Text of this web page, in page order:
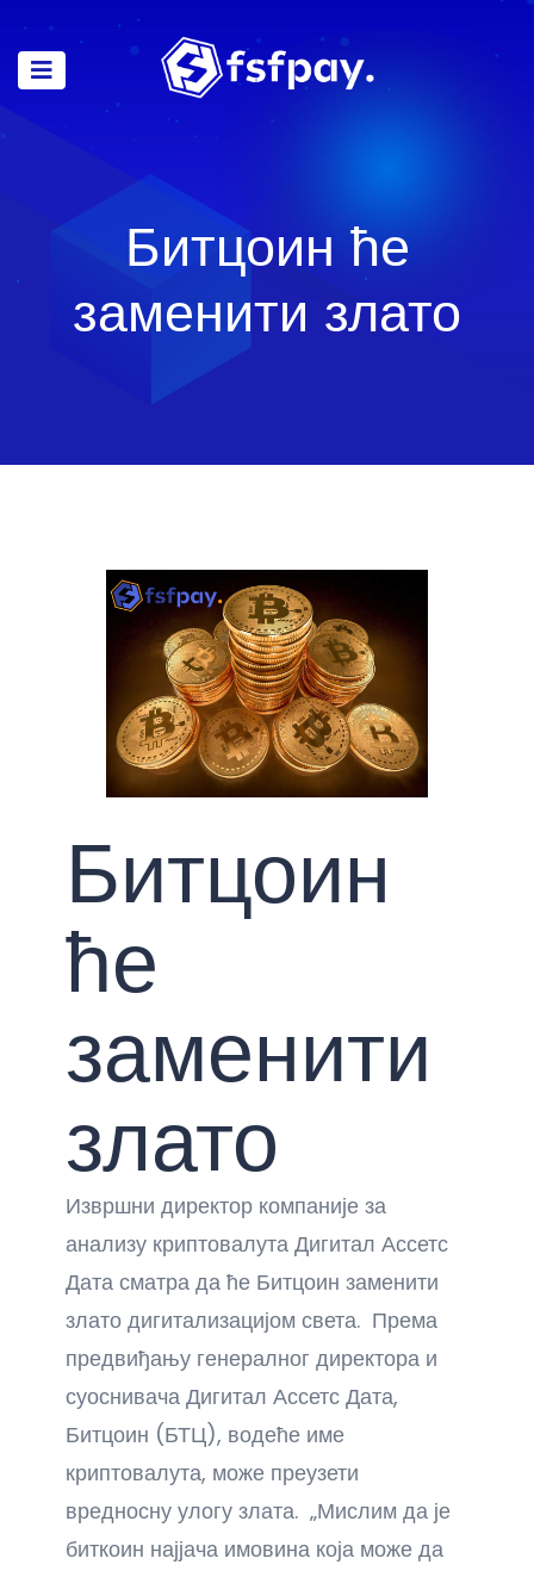
Битцоин ће
заменити злато
Битцоин
ће
заменити
злато
Извршни директор компаније за
анализу криптовалута Дигитал Ассетс
Дата сматра да ће Битцоин заменити
злато дигитализацијом света. Према
предвиђању генералног директора и
суоснивача Дигитал Ассетс Дата,
Битцоин (БТЦ), водеће име
криптовалута, може преузети
вредносну улогу злата. „Мислим да је
биткоин најјача имовина која може да